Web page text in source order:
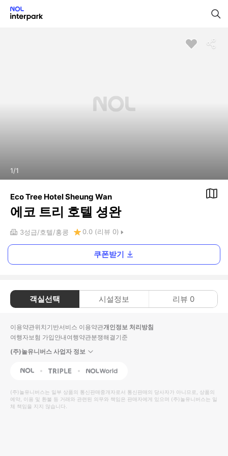
1/1
Eco Tree Hotel Sheung Wan
에코 트리 호텔 셩완
3성급 호텔 홍콩 0.0 (리뷰 0)
쿠폰받기
객실선택 시설정보 리뷰 0
이용약관위치기반서비스 이용약관개인정보 처리방침
여행자보험 가입안내여행약관분쟁해결기준
(주)놀유니버스 사업자 정보
NOL Triple Interpark Global
(주)놀유니버스는 일부 상품의 통신판매중개자로서 통신판매의 당사자가 아니므로, 상품의
예약, 이용 및 환불 등 거래와 관련된 의무와 책임은 판매자에게 있으며 (주)놀유니버스는 일
체 책임을 지지 않습니다.